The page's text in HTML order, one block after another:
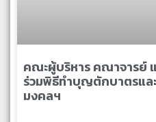
คณะผู้บริหาร คณาจารย์
ร่วมพิธีทำบุญตักบาตรแล
มงคลฯ